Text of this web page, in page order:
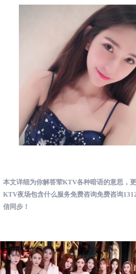
本文详细为你解答荤KTV各种暗语的意思，
KTV夜场包含什么服务免费咨询免费咨询
信同步！